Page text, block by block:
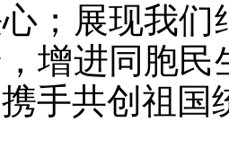
；展现我
增进同胞
手共创祖